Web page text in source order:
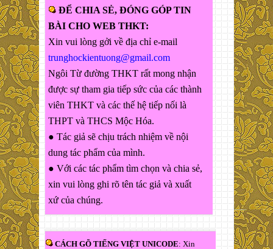
ĐỂ CHIA SẺ, ĐÓNG GÓP TIN
BÀI CHO WEB THKT:
Xin vui lòng gởi về địa chỉ e-mail
trunghockientuong@gmail.com
Ngôi Từ đường THKT rất mong nhận
được sự tham gia tiếp sức của các thành
viên THKT và các thế hệ tiếp nối là
THPT và THCS Mộc Hóa.
● Tác giả sẽ chịu trách nhiệm về nội
dung tác phẩm của mình.
● Với các tác phẩm tìm chọn và chia sẻ,
xin vui lòng ghi rõ tên tác giả và xuất
xứ của chúng.
CÁCH GÕ TIẾNG VIỆT UNICODE: Xin